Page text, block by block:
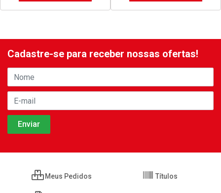
Cadastre-se para receber nossas ofertas!
Meus Pedidos Títulos